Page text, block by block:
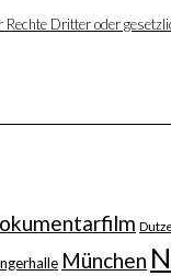
Dritter oder
München